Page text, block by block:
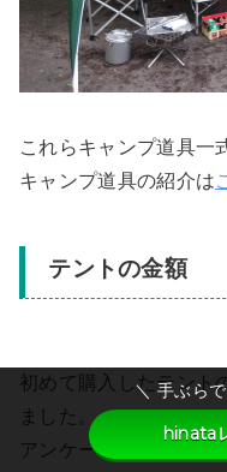
これらキャンプ道具一
キャンプ道具の紹介は
テントの金額
初めて購入したテント
ました。
アンケート結果は次の
＼ 手ぶら
hinata